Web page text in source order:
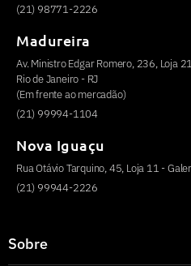
(21) 98771-2226
Madureira
Av. Ministro Edgar Romero, 236, Loja
Rio de Janeiro - RJ
(Em frente ao mercadão)
(21) 99994-1104
Nova Iguaçu
Rua Otávio Tarquino, 45, Loja 11 -
(21) 99944-2226
Sobre